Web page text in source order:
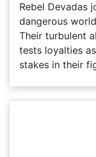
Rebel Devadas
dangerous
Their turbulent
tests loyalties
stakes in their